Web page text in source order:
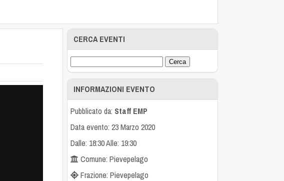
CERCA EVENTI
INFORMAZIONI EVENTO
Pubblicato da: Staff EMP
Data evento: 23 Marzo 2020
Dalle: 18:30 Alle: 19:30
Comune: Pievepelago
Frazione: Pievepelago